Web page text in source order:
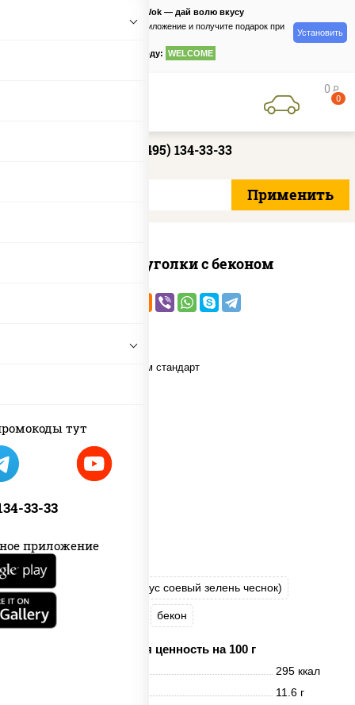
тут
33-33
приложение
PizzaSushiWok — дай волю вкусу
Скачайте приложение и получите подарок при
по промокоду: WELCOME
Установить
0 руб
0
+7 (495) 134-33-33
Сырные уголки с беконом
соус "Шеф" (майонез соус соевый зелень чеснок)
моцарелла для пиццы бекон
Пищевая ценность на 100 г
295 ккал
11.6 г